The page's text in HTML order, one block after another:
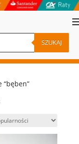
SZUKAJ
“bęben”
Posortowane
popularności